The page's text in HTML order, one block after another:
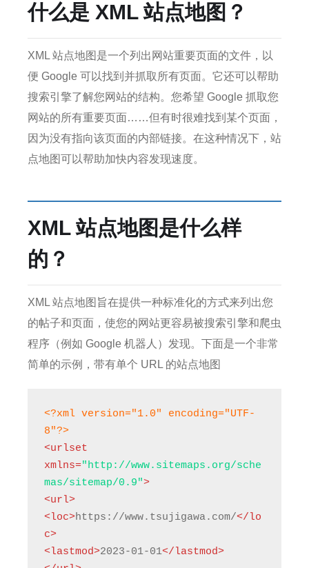
什么是 XML 站点地图？
XML 站点地图是一个列出网站重要页面的文件，以
便 Google 可以找到并抓取所有页面。 它还可以帮助
搜索引擎了解您网站的结构。 您希望 Google 抓取您
网站的所有重要页面……但有时很难找到某个页面，
因为没有指向该页面的内部链接。 在这种情况下，站
点地图可以帮助加快内容发现速度。
XML 站点地图是什么样
的？
XML 站点地图旨在提供一种标准化的方式来列出您
的帖子和页面，使您的网站更容易被搜索引擎和爬虫
程序（例如 Google 机器人）发现。 下面是一个非常
简单的示例，带有单个 URL 的站点地图
<?xml version="1.0" encoding="UTF-
8"?>
<urlset
xmlns="http://www.sitemaps.org/sche
mas/sitemap/0.9">
<url>
<loc>https://www.tsujigawa.com/</lo
c>
<lastmod>2023-01-01</lastmod>